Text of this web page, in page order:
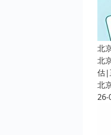
北
北
估|
北
26-